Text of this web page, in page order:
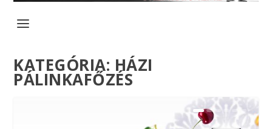
KATEGÓRIA: HÁZI
PÁLINKAFŐZÉS